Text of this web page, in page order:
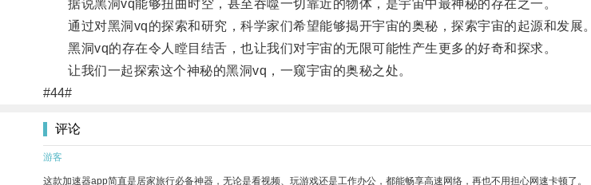
据说黑洞vq能够扭曲时空，甚至吞噬一切靠近的物体，是宇宙中最神秘的存在之一。
通过对黑洞vq的探索和研究，科学家们希望能够揭开宇宙的奥秘，探索宇宙的起源和发展。
黑洞vq的存在令人瞠目结舌，也让我们对宇宙的无限可能性产生更多的好奇和探求。
让我们一起探索这个神秘的黑洞vq，一窥宇宙的奥秘之处。
#44#
评论
游客
这款加速器app简直是居家旅行必备神器，无论是看视频、玩游戏还是工作办公，都能畅享高速网络，再也不用担心网速卡顿了。